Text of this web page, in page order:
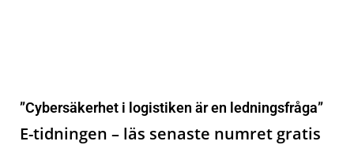
”Cybersäkerhet i logistiken är en ledningsfråga”
E-tidningen – läs senaste numret gratis